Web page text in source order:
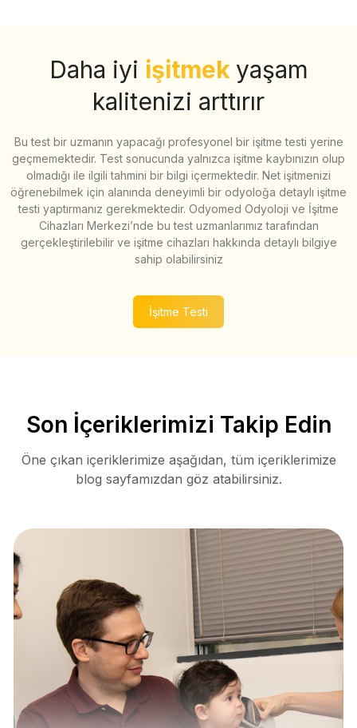
Daha iyi işitmek yaşam
kalitenizi arttırır
Bu test bir uzmanın yapacağı profesyonel bir işitme testi yerine
geçmemektedir. Test sonucunda yalnızca işitme kaybınızın olup
olmadığı ile ilgili tahmini bir bilgi içermektedir. Net işitmenizi
öğrenebilmek için alanında deneyimli bir odyoloğa detaylı işitme
testi yaptırmanız gerekmektedir. Odyomed Odyoloji ve İşitme
Cihazları Merkezi’nde bu test uzmanlarımız tarafından
gerçekleştirilebilir ve işitme cihazları hakkında detaylı bilgiye
sahip olabilirsiniz
İşitme Testi
Son İçeriklerimizi Takip Edin
Öne çıkan içeriklerimize aşağıdan, tüm içeriklerimize
blog sayfamızdan göz atabilirsiniz.